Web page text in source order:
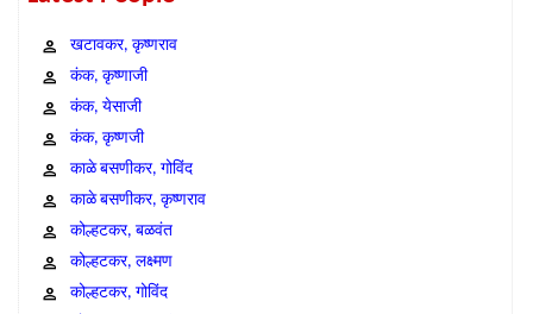
खटावकर, कृष्णराव
कंक, कृष्णाजी
कंक, येसाजी
कंक, कृष्णजी
काळे बसणीकर, गोविंद
काळे बसणीकर, कृष्णराव
कोल्हटकर, बळवंत
कोल्हटकर, लक्ष्मण
कोल्हटकर, गोविंद